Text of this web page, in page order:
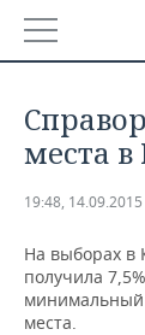
ТАТАРСТАН
УДМУРТИЯ
НОВОСТИ
АНАЛИТИКА
НОВОСТИ
НОВОСТИ
места в
19:48, 14.09.2015
На выборах в
получила
минимальный
места.